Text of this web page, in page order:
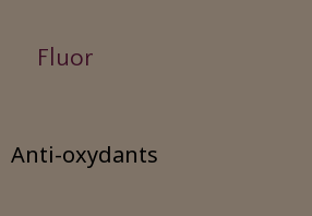
Fluor
Anti-oxydants